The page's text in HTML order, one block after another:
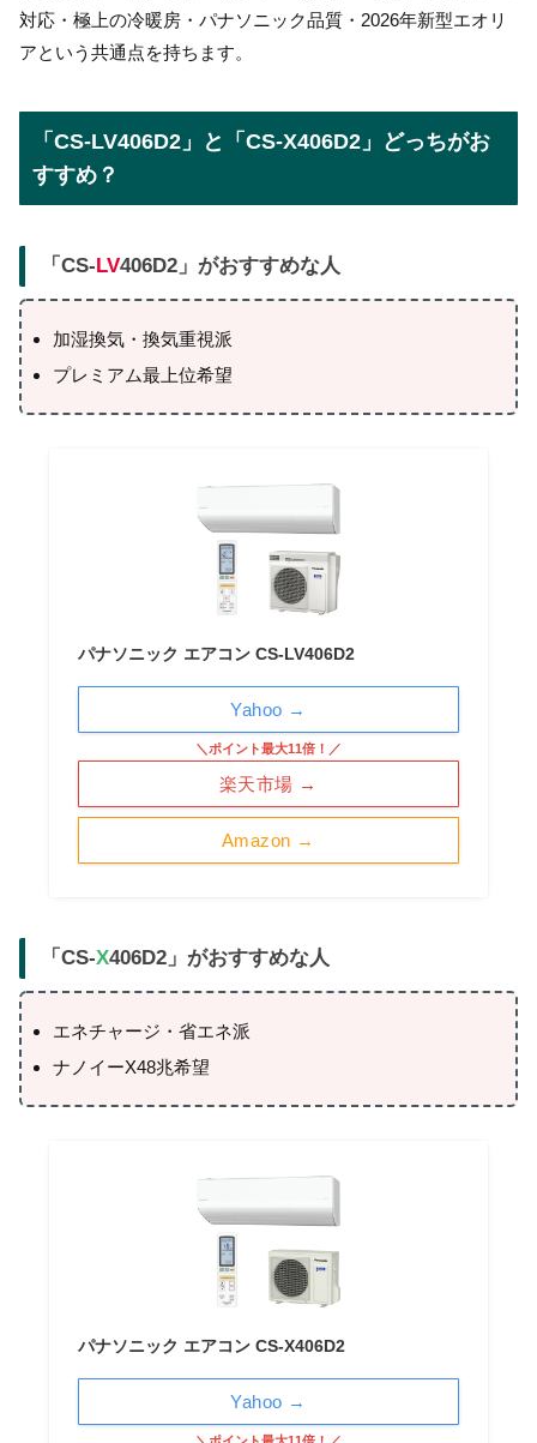
対応・極上の冷暖房・パナソニック品質・2026年新型エオリ
アという共通点を持ちます。
「CS-LV406D2」と「CS-X406D2」どっちがお
すすめ？
「CS- LV406D2」がおすすめな人
加湿換気・換気重視派
プレミアム最上位希望
パナソニック エアコン CS-LV406D2
Amazon →
＼ポイント最大11倍！／
楽天市場 →
Yahoo →
「CS-X406D2」がおすすめな人
エネチャージ・省エネ派
ナノイーX48兆希望
パナソニック エアコン CS-X406D2
Yahoo →